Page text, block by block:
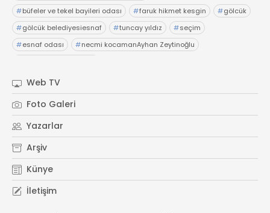
#büfeler ve tekel bayileri odası #faruk hikmet kesgin #gölcük
#gölcük belediyesiesnaf #tuncay yıldız #seçim
#esnaf odası #necmi kocamanAyhan Zeytinoğlu
Web TV
Foto Galeri
Yazarlar
Arşiv
Künye
İletişim